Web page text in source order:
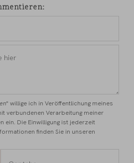
" willige ich in Veröffentlichung meines
verbundenen Verarbeitung meiner
ein. Die Einwilligung ist jederzeit
finden Sie in unseren